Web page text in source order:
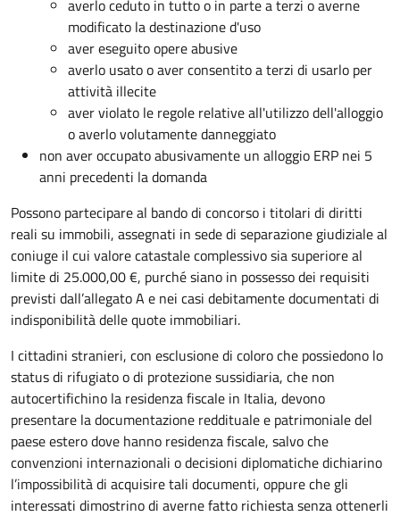
averlo ceduto in tutto o in parte a terzi o averne
modificato la destinazione d'uso
aver eseguito opere abusive
averlo usato o aver consentito a terzi di usarlo per
attività illecite
aver violato le regole relative all'utilizzo dell'alloggio
o averlo volutamente danneggiato
non aver occupato abusivamente un alloggio ERP nei 5
anni precedenti la domanda
Possono partecipare al bando di concorso i titolari di diritti
reali su immobili, assegnati in sede di separazione giudiziale al
coniuge il cui valore catastale complessivo sia superiore al
limite di 25.000,00 €, purché siano in possesso dei requisiti
previsti dall’allegato A e nei casi debitamente documentati di
indisponibilità delle quote immobiliari.
I cittadini stranieri, con esclusione di coloro che possiedono lo
status di rifugiato o di protezione sussidiaria, che non
autocertifichino la residenza fiscale in Italia, devono
presentare la documentazione reddituale e patrimoniale del
paese estero dove hanno residenza fiscale, salvo che
convenzioni internazionali o decisioni diplomatiche dichiarino
l’impossibilità di acquisire tali documenti, oppure che gli
interessati dimostrino di averne fatto richiesta senza ottenerli